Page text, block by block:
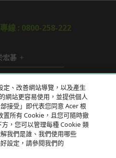
線 : 0800-258-222
宏碁
務
路商城
戶
追蹤 Acer
、改善網站導覽，以及產生
網站更容易使用，並提供個人
接受」即代表您同意 Acer 根
置所有 Cookie，且您可隨時撤
，您可以管理每種 Cookie 類
我們是誰、我們使用哪些
設定，請參閱我們的